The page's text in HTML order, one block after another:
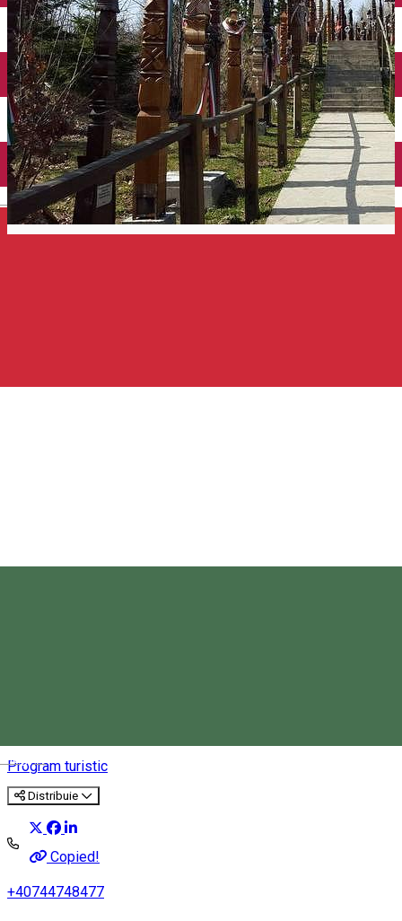
English
Magyar
Închirieri auto
Închirieri de biciclete
Program turistic
Distribuie
Copied!
+40744748477